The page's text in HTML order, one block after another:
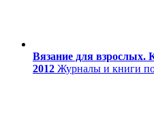
Вязание для
2012 Журналы и книги